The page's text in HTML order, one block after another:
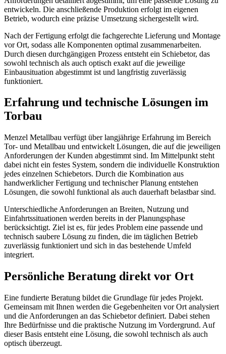
entwickeln. Die anschließende Produktion erfolgt im eigenen
Betrieb, wodurch eine präzise Umsetzung sichergestellt wird.
Nach der Fertigung erfolgt die fachgerechte Lieferung und Montage
vor Ort, sodass alle Komponenten optimal zusammenarbeiten.
Durch diesen durchgängigen Prozess entsteht ein Schiebetor, das
sowohl technisch als auch optisch exakt auf die jeweilige
Einbausituation abgestimmt ist und langfristig zuverlässig
funktioniert.
Erfahrung und technische Lösungen im
Torbau
Menzel Metallbau verfügt über langjährige Erfahrung im Bereich
Tor- und Metallbau und entwickelt Lösungen, die auf die jeweiligen
Anforderungen der Kunden abgestimmt sind. Im Mittelpunkt steht
dabei nicht ein festes System, sondern die individuelle Konstruktion
jedes einzelnen Schiebetors. Durch die Kombination aus
handwerklicher Fertigung und technischer Planung entstehen
Lösungen, die sowohl funktional als auch dauerhaft belastbar sind.
Unterschiedliche Anforderungen an Breiten, Nutzung und
Einfahrtssituationen werden bereits in der Planungsphase
berücksichtigt. Ziel ist es, für jedes Problem eine passende und
technisch saubere Lösung zu finden, die im täglichen Betrieb
zuverlässig funktioniert und sich in das bestehende Umfeld
integriert.
Persönliche Beratung direkt vor Ort
Eine fundierte Beratung bildet die Grundlage für jedes Projekt.
Gemeinsam mit Ihnen werden die Gegebenheiten vor Ort analysiert
und die Anforderungen an das Schiebetor definiert. Dabei stehen
Ihre Bedürfnisse und die praktische Nutzung im Vordergrund. Auf
dieser Basis entsteht eine Lösung, die sowohl technisch als auch
optisch überzeugt.